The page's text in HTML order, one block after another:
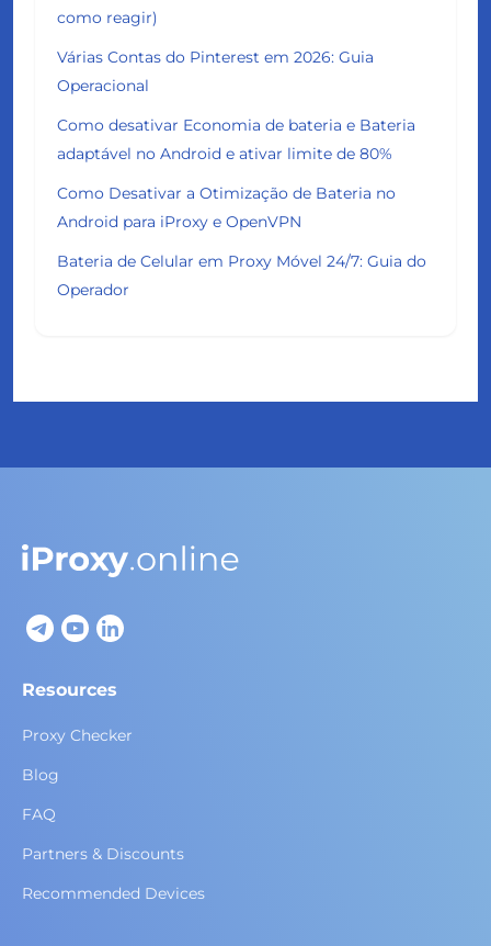
como reagir)
Várias Contas do Pinterest em 2026: Guia
Operacional
Como desativar Economia de bateria e Bateria
adaptável no Android e ativar limite de 80%
Como Desativar a Otimização de Bateria no
Android para iProxy e OpenVPN
Bateria de Celular em Proxy Móvel 24/7: Guia do
Operador
Resources
Proxy Checker
Blog
FAQ
Partners & Discounts
Recommended Devices